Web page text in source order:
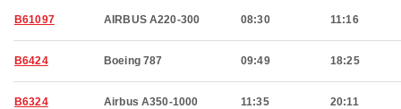
B61097 AIRBUS A220-300 08:30 11:16
B6424 Boeing 787 09:49 18:25
B6324 Airbus A350-1000 11:35 20:11